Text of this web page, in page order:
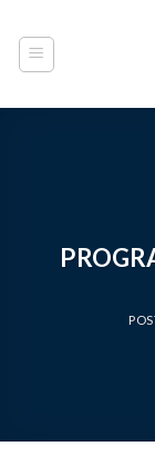
content